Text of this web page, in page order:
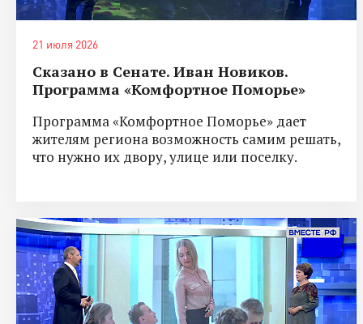
21 июля 2026
Сказано в Сенате. Иван Новиков.
Программа «Комфортное Поморье»
Программа «Комфортное Поморье» дает
жителям региона возможность самим решать,
что нужно их двору, улице или поселку.